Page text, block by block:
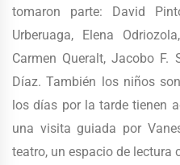
tomaron parte: David
Urberuaga, Elena
Carmen Queralt, Jacobo F.
Díaz. También los niños
los días por la tarde tienen
una visita guiada por
teatro, un espacio de lectura